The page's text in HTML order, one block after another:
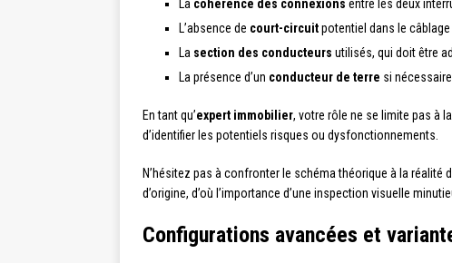
La cohérence des connexions entre les deux
L’absence de court-circuitpotentiel dans le câblage
La section des conducteurs utilisés, qui doit être
La présence d’un conducteur de terre si
En tant qu’expert immobilier, votre rôle ne se limite pas à
d’identifier les potentiels risques ou dysfonctionnements.
N’hésitez pas à confronter le schéma théorique à la
d’origine, d’où l’importance d’une inspection visuelle
Configurations avancées et